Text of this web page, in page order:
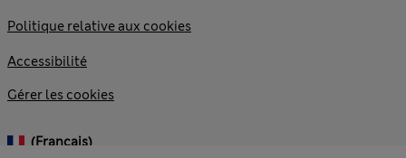
Politique relative aux cookies
Accessibilité
Gérer les cookies
(français)